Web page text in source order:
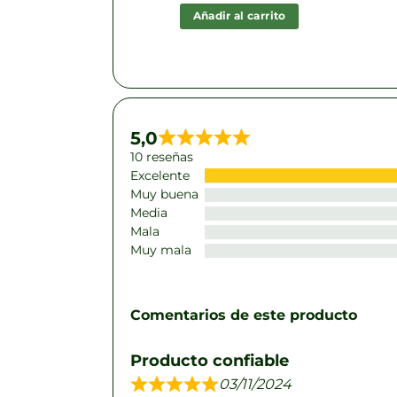
original
era: es:
Añadir al carrito
5,0
10 reseñas
Excelente
Muy buena
Media
Mala
Muy mala
Comentarios de este producto
Producto confiable
03/11/2024